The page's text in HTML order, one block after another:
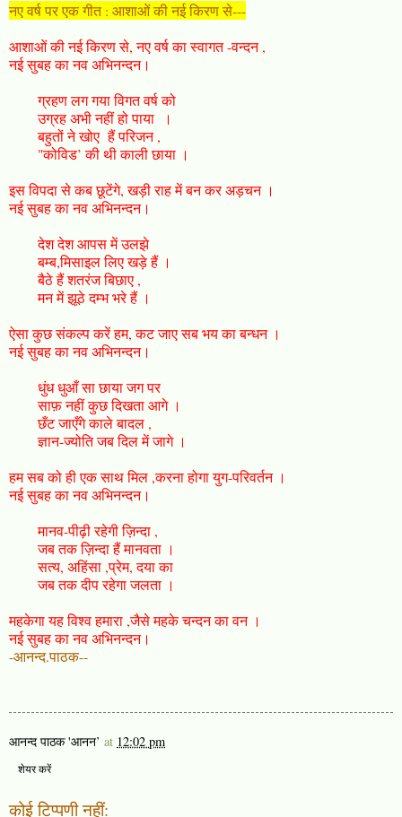
नए वर्ष पर एक गीत : आशाओं की नई किरण से---
आशाओं की नई किरण से, नए वर्ष का स्वागत -वन्दन ,
नई सुबह का नव अभिनन्दन।
ग्रहण लग गया विगत वर्ष को
उग्रह अभी नहीं हो पाया ।
बहुतों ने खोए हैं परिजन ,
"कोविड’ की थी काली छाया ।
इस विपदा से कब छूटेंगे, खड़ी राह में बन कर अड़चन ।
नई सुबह का नव अभिनन्दन।
देश देश आपस में उलझे
बम्ब,मिसाइल लिए खड़े हैं ।
बैठे हैं शतरंज बिछाए ,
मन में झूठे दम्भ भरे हैं ।
ऐसा कुछ संकल्प करें हम, कट जाए सब भय का बन्धन ।
नई सुबह का नव अभिनन्दन।
धुंध धुआँ सा छाया जग पर
साफ़ नहीं कुछ दिखता आगे ।
छँट जाएँगे काले बादल ,
ज्ञान-ज्योति जब दिल में जागे ।
हम सब को ही एक साथ मिल ,करना होगा युग-परिवर्तन ।
नई सुबह का नव अभिनन्दन।
मानव-पीढ़ी रहेगी ज़िन्दा ,
जब तक ज़िन्दा हैं मानवता ।
सत्य, अहिंसा ,प्रेम, दया का
जब तक दीप रहेगा जलता ।
महकेगा यह विश्व हमारा ,जैसे महके चन्दन का वन ।
नई सुबह का नव अभिनन्दन।
-आनन्द.पाठक--
आनन्द पाठक 'आनन’ at 12:02 pm
शेयर करें
कोई टिप्पणी नहीं: